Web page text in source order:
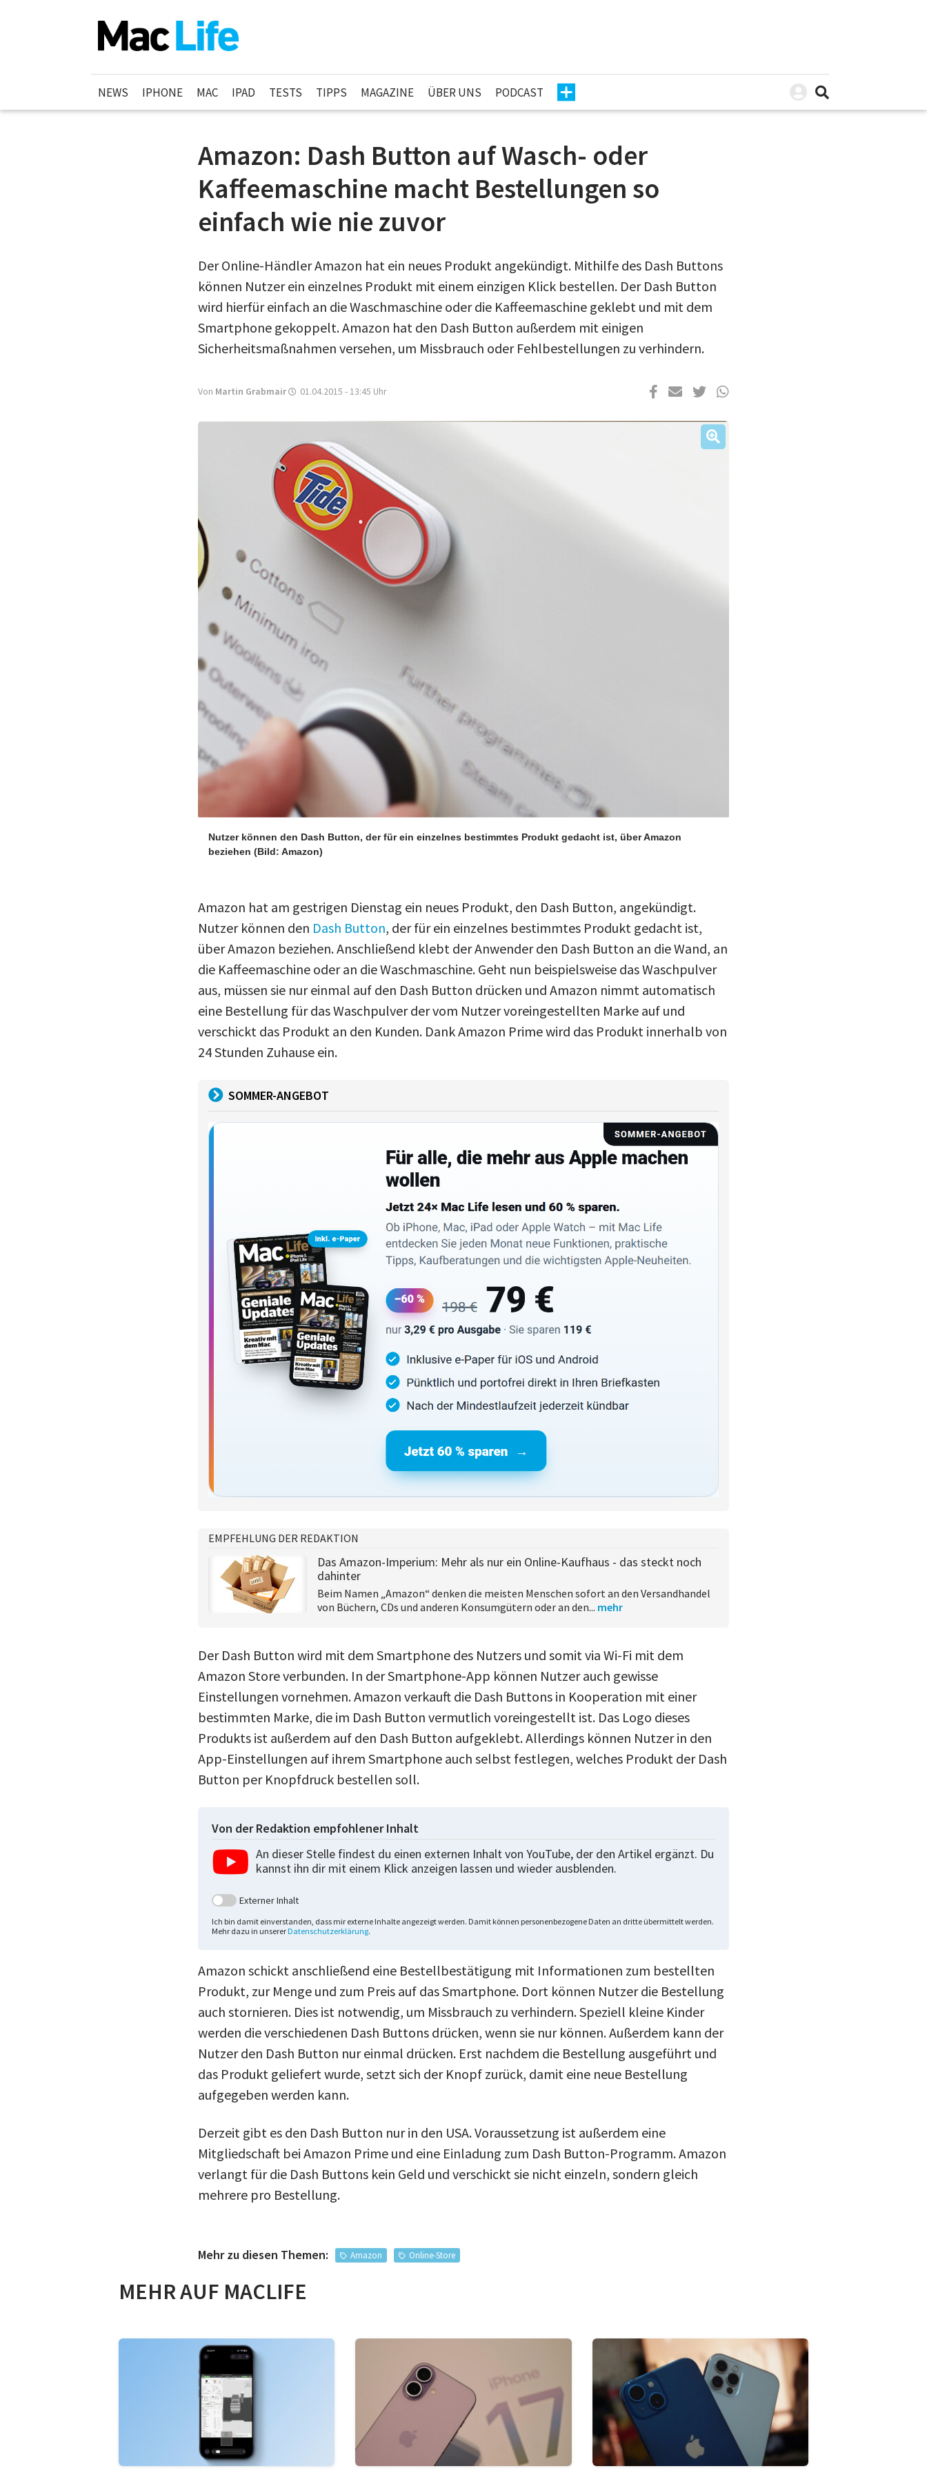
NEWS IPHONE MAC IPAD TESTS TIPPS MAGAZINE ÜBER UNS PODCAST
Amazon: Dash Button auf Wasch- oder
Kaffeemaschine macht Bestellungen so
einfach wie nie zuvor
Der Online-Händler Amazon hat ein neues Produkt angekündigt. Mithilfe des Dash Buttons
können Nutzer ein einzelnes Produkt mit einem einzigen Klick bestellen. Der Dash Button
wird hierfür einfach an die Waschmaschine oder die Kaffeemaschine geklebt und mit dem
Smartphone gekoppelt. Amazon hat den Dash Button außerdem mit einigen
Sicherheitsmaßnahmen versehen, um Missbrauch oder Fehlbestellungen zu verhindern.
Von Martin Grabmair 01.04.2015 - 13:45 Uhr
Nutzer können den Dash Button, der für ein einzelnes bestimmtes Produkt gedacht ist, über Amazon
beziehen (Bild: Amazon)
Amazon hat am gestrigen Dienstag ein neues Produkt, den Dash Button, angekündigt.
Nutzer können den Dash Button, der für ein einzelnes bestimmtes Produkt gedacht ist,
über Amazon beziehen. Anschließend klebt der Anwender den Dash Button an die Wand, an
die Kaffeemaschine oder an die Waschmaschine. Geht nun beispielsweise das Waschpulver
aus, müssen sie nur einmal auf den Dash Button drücken und Amazon nimmt automatisch
eine Bestellung für das Waschpulver der vom Nutzer voreingestellten Marke auf und
verschickt das Produkt an den Kunden. Dank Amazon Prime wird das Produkt innerhalb von
24 Stunden Zuhause ein.
SOMMER-ANGEBOT
EMPFEHLUNG DER REDAKTION
Das Amazon-Imperium: Mehr als nur ein Online-Kaufhaus - das steckt noch
dahinter
Beim Namen „Amazon“ denken die meisten Menschen sofort an den Versandhandel
von Büchern, CDs und anderen Konsumgütern oder an den... mehr
Der Dash Button wird mit dem Smartphone des Nutzers und somit via Wi-Fi mit dem
Amazon Store verbunden. In der Smartphone-App können Nutzer auch gewisse
Einstellungen vornehmen. Amazon verkauft die Dash Buttons in Kooperation mit einer
bestimmten Marke, die im Dash Button vermutlich voreingestellt ist. Das Logo dieses
Produkts ist außerdem auf den Dash Button aufgeklebt. Allerdings können Nutzer in den
App-Einstellungen auf ihrem Smartphone auch selbst festlegen, welches Produkt der Dash
Button per Knopfdruck bestellen soll.
Von der Redaktion empfohlener Inhalt
An dieser Stelle findest du einen externen Inhalt von YouTube, der den Artikel ergänzt. Du
kannst ihn dir mit einem Klick anzeigen lassen und wieder ausblenden.
Externer Inhalt
Ich bin damit einverstanden, dass mir externe Inhalte angezeigt werden. Damit können personenbezogene Daten an dritte übermittelt werden.
Mehr dazu in unserer Datenschutzerklärung.
Amazon schickt anschließend eine Bestellbestätigung mit Informationen zum bestellten
Produkt, zur Menge und zum Preis auf das Smartphone. Dort können Nutzer die Bestellung
auch stornieren. Dies ist notwendig, um Missbrauch zu verhindern. Speziell kleine Kinder
werden die verschiedenen Dash Buttons drücken, wenn sie nur können. Außerdem kann der
Nutzer den Dash Button nur einmal drücken. Erst nachdem die Bestellung ausgeführt und
das Produkt geliefert wurde, setzt sich der Knopf zurück, damit eine neue Bestellung
aufgegeben werden kann.
Derzeit gibt es den Dash Button nur in den USA. Voraussetzung ist außerdem eine
Mitgliedschaft bei Amazon Prime und eine Einladung zum Dash Button-Programm. Amazon
verlangt für die Dash Buttons kein Geld und verschickt sie nicht einzeln, sondern gleich
mehrere pro Bestellung.
Mehr zu diesen Themen: Amazon Online-Store
MEHR AUF MACLIFE